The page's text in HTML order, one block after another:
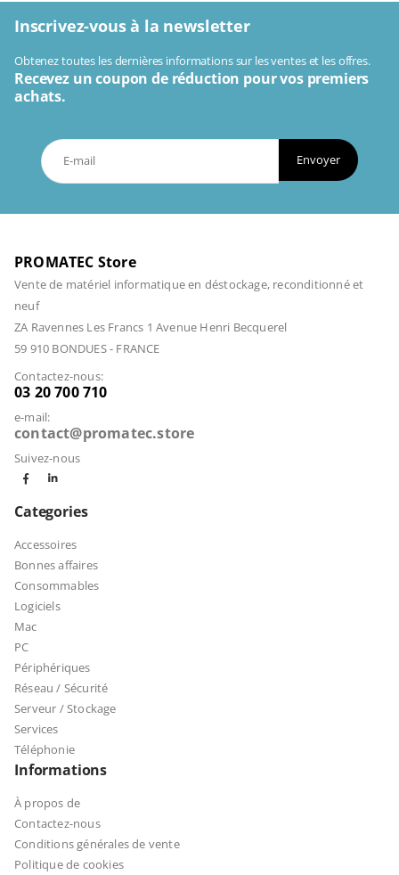
Inscrivez-vous à la newsletter
Obtenez toutes les dernières informations sur les ventes et les offres.
Recevez un coupon de réduction pour vos premiers
achats.
Envoyer
PROMATEC Store
Vente de matériel informatique en déstockage, reconditionné et
neuf
ZA Ravennes Les Francs 1 Avenue Henri Becquerel
59 910 BONDUES - FRANCE
Contactez-nous:
03 20 700 710
e-mail:
contact@promatec.store
Suivez-nous
Categories
Accessoires
Bonnes affaires
Consommables
Logiciels
Mac
PC
Périphériques
Réseau / Sécurité
Serveur / Stockage
Services
Téléphonie
Informations
À propos de
Contactez-nous
Conditions générales de vente
Politique de cookies